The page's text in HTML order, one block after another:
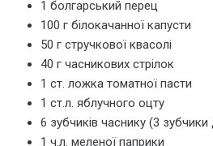
1 болгарський перец
100 г білокачанної капусти
50 г стручкової квасолі
40 г часникових стрілок
1 ст. ложка томатної пасти
1 ст.л. яблучного оцту
6 зубчиків часнику (3
1 ч.л. меленої паприки